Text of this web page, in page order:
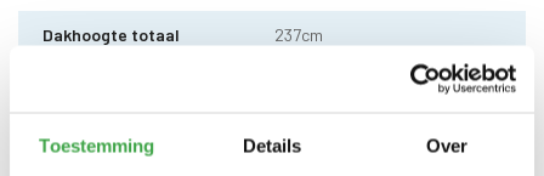
Toestemming Details Over
Dakhoogte totaal 237cm
10 x 10 cm - 3 stuks incl.
Dakhout 18 mm dakhout